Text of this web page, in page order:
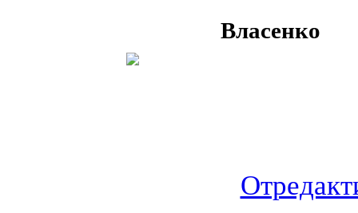
Власенко